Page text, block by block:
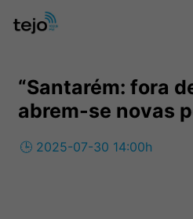
“Santarém: fora
abrem-se novas
🕒 2025-07-30 14:00h